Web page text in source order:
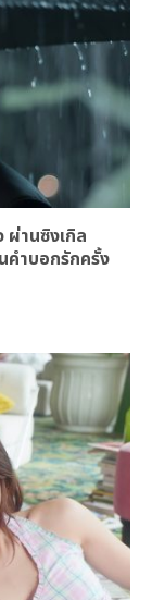
ผ่านซิงเกิล
คำบอกรักครั้ง